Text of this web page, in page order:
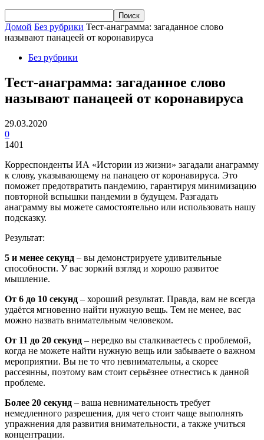
Домой Без рубрики Тест-анаграмма: загаданное слово
называют панацеей от коронавируса
Без рубрики
Тест-анаграмма: загаданное слово
называют панацеей от коронавируса
29.03.2020
0
1401
Корреспонденты ИА «Истории из жизни» загадали анаграмму
к слову, указывающему на панацею от коронавируса. Это
поможет предотвратить пандемию, гарантируя минимизацию
повторной вспышки пандемии в будущем. Разгадать
анаграмму вы можете самостоятельно или использовать нашу
подсказку.
Результат:
5 и менее секунд – вы демонстрируете удивительные
способности. У вас зоркий взгляд и хорошо развитое
мышление.
От 6 до 10 секунд – хороший результат. Правда, вам не всегда
удаётся мгновенно найти нужную вещь. Тем не менее, вас
можно назвать внимательным человеком.
От 11 до 20 секунд – нередко вы сталкиваетесь с проблемой,
когда не можете найти нужную вещь или забываете о важном
мероприятии. Вы не то что невнимательны, а скорее
рассеянны, поэтому вам стоит серьёзнее отнестись к данной
проблеме.
Более 20 секунд – ваша невнимательность требует
немедленного разрешения, для чего стоит чаще выполнять
упражнения для развития внимательности, а также учиться
концентрации.